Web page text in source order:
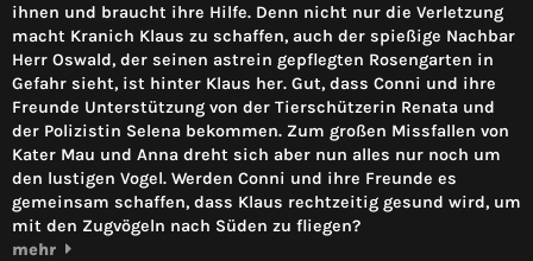
ihnen und braucht ihre Hilfe. Denn nicht nur die Verletzung
macht Kranich Klaus zu schaffen, auch der spießige Nachbar
Herr Oswald, der seinen astrein gepflegten Rosengarten in
Gefahr sieht, ist hinter Klaus her. Gut, dass Conni und ihre
Freunde Unterstützung von der Tierschützerin Renata und
der Polizistin Selena bekommen. Zum großen Missfallen von
Kater Mau und Anna dreht sich aber nun alles nur noch um
den lustigen Vogel. Werden Conni und ihre Freunde es
gemeinsam schaffen, dass Klaus rechtzeitig gesund wird, um
mit den Zugvögeln nach Süden zu fliegen?
mehr